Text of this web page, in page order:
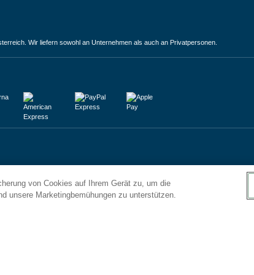
Wir liefern sowohl an Unternehmen als auch an Privatpersonen.
von Cookies auf Ihrem Gerät zu, um die
unsere Marketingbemühungen zu unterstützen.